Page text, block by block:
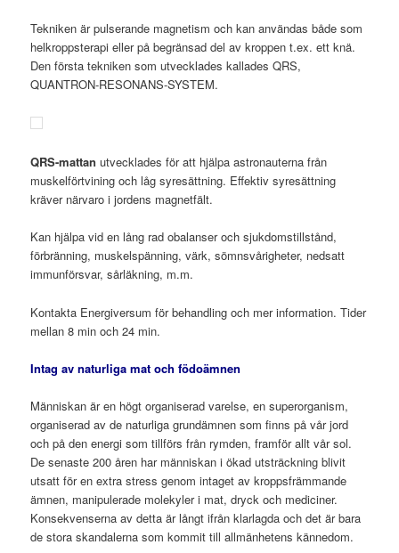
Tekniken är pulserande magnetism och kan användas både som
helkroppsterapi eller på begränsad del av kroppen t.ex. ett knä.
Den första tekniken som utvecklades kallades QRS,
QUANTRON-RESONANS-SYSTEM.
QRS-mattan utvecklades för att hjälpa astronauterna från
muskelförtvining och låg syresättning. Effektiv syresättning
kräver närvaro i jordens magnetfält.
Kan hjälpa vid en lång rad obalanser och sjukdomstillstånd,
förbränning, muskelspänning, värk, sömnsvårigheter, nedsatt
immunförsvar, sårläkning, m.m.
Kontakta Energiversum för behandling och mer information. Tider
mellan 8 min och 24 min.
Intag av naturliga mat och födoämnen
Människan är en högt organiserad varelse, en superorganism,
organiserad av de naturliga grundämnen som finns på vår jord
och på den energi som tillförs från rymden, framför allt vår sol.
De senaste 200 åren har människan i ökad utsträckning blivit
utsatt för en extra stress genom intaget av kroppsfrämmande
ämnen, manipulerade molekyler i mat, dryck och mediciner.
Konsekvenserna av detta är långt ifrån klarlagda och det är bara
de stora skandalerna som kommit till allmänhetens kännedom.